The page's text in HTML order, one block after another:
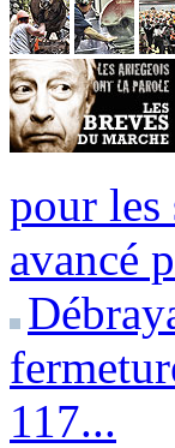
pour les
avancé
117...